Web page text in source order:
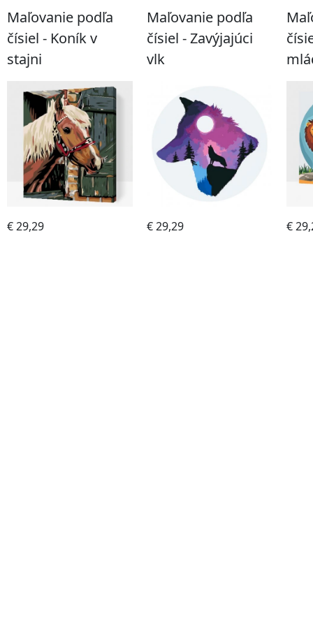
Maľovanie podľa
čísiel - Koník v
stajni
€ 29,29
Maľovanie podľa
čísiel - Zavýjajúci
vlk
€ 29,29
€